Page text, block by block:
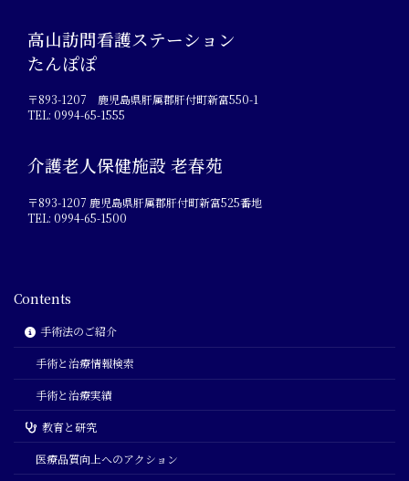
高山訪問看護ステーション
たんぽぽ
〒893-1207 鹿児島県肝属郡肝付町新富550-1
TEL: 0994-65-1555
介護老人保健施設 老春苑
〒893-1207 鹿児島県肝属郡肝付町新富525番地
TEL: 0994-65-1500
Contents
手術法のご紹介
手術と治療情報検索
手術と治療実績
教育と研究
医療品質向上へのアクション